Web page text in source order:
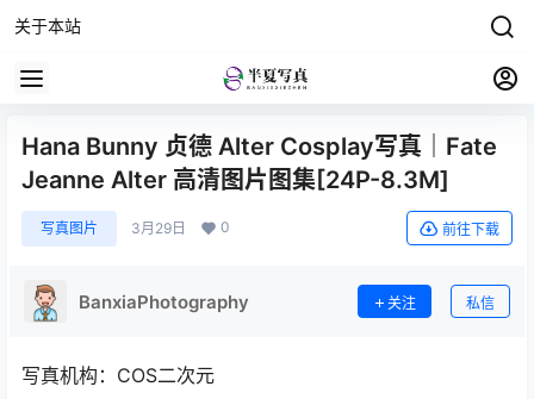
关于本站
Hana Bunny 贞德 Alter Cosplay写真｜Fate
Jeanne Alter 高清图片图集[24P-8.3M]
写真图片 3月29日 0 前往下载
BanxiaPhotography 关注 私信
写真机构：COS二次元